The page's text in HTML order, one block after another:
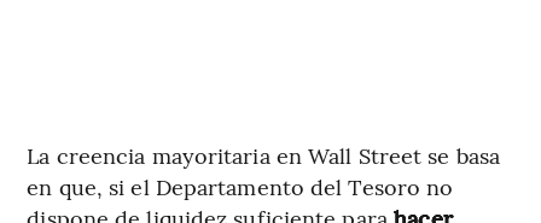
La creencia mayoritaria en Wall Street se basa
en que, si el Departamento del Tesoro no